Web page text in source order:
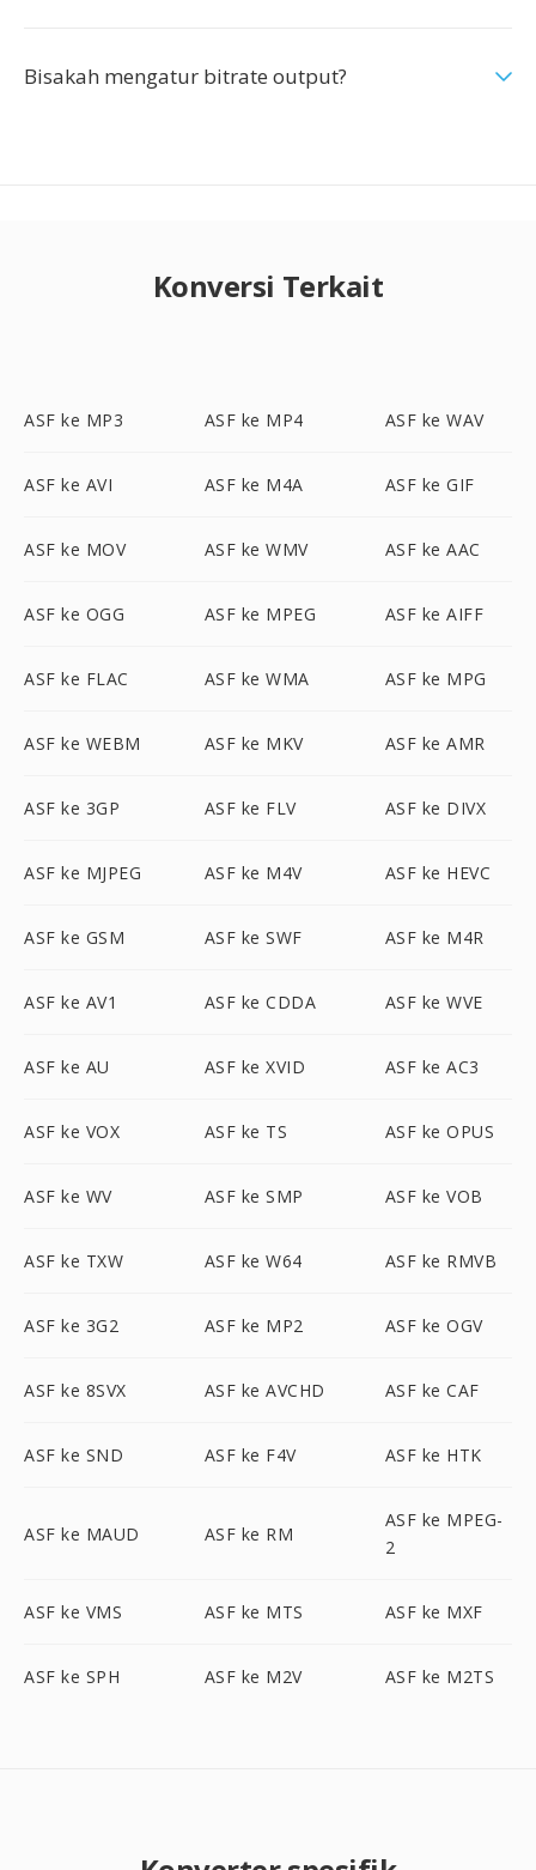
Bisakah mengatur bitrate output?
Konversi Terkait
ASF ke MP3 ASF ke MP4 ASF ke WAV
ASF ke AVI ASF ke M4A ASF ke GIF
ASF ke MOV ASF ke WMV ASF ke AAC
ASF ke OGG ASF ke MPEG ASF ke AIFF
ASF ke FLAC ASF ke WMA ASF ke MPG
ASF ke WEBM ASF ke MKV ASF ke AMR
ASF ke 3GP ASF ke FLV ASF ke DIVX
ASF ke MJPEG ASF ke M4V ASF ke HEVC
ASF ke GSM ASF ke SWF ASF ke M4R
ASF ke AV1 ASF ke CDDA ASF ke WVE
ASF ke AU ASF ke XVID ASF ke AC3
ASF ke VOX ASF ke TS ASF ke OPUS
ASF ke WV ASF ke SMP ASF ke VOB
ASF ke TXW ASF ke W64 ASF ke RMVB
ASF ke 3G2 ASF ke MP2 ASF ke OGV
ASF ke 8SVX ASF ke AVCHD ASF ke CAF
ASF ke SND ASF ke F4V ASF ke HTK
ASF ke MAUD ASF ke RM
ASF ke MPEG-
2
ASF ke VMS ASF ke MTS ASF ke MXF
ASF ke SPH ASF ke M2V ASF ke M2TS